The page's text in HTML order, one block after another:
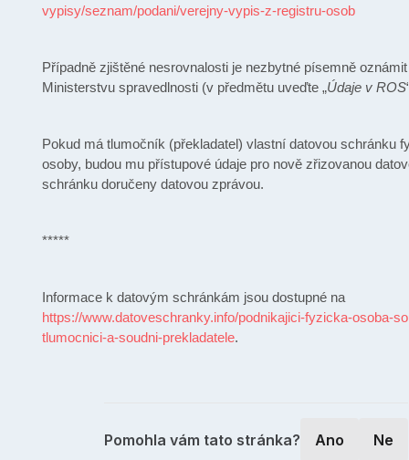
vypisy/seznam/podani/verejny-vypis-z-registru-osob
Případně zjištěné nesrovnalosti je nezbytné písemně oznámit
Ministerstvu spravedlnosti (v předmětu uveďte „Údaje v ROS
Pokud má tlumočník (překladatel) vlastní datovou schránku
osoby, budou mu přístupové údaje pro nově zřizovanou
schránku doručeny datovou zprávou.
*****
Informace k datovým schránkám jsou dostupné na
https://www.datoveschranky.info/podnikajici-fyzicka-osoba-
tlumocnici-a-soudni-prekladatele.
Pomohla vám tato stránka? Ano Ne